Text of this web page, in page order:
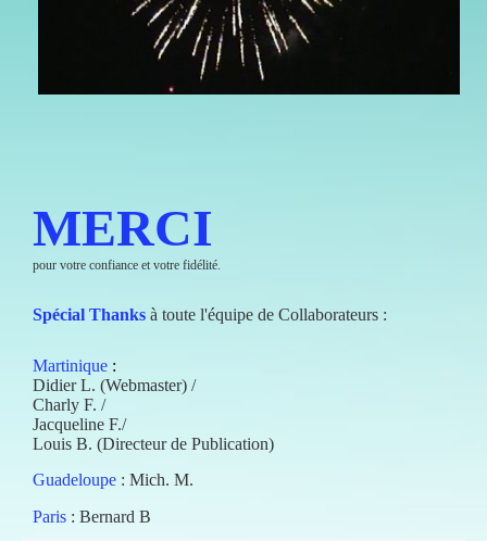
MERCI
pour votre confiance et votre fidélité.
Spécial Thanks à toute l'équipe de Collaborateurs :
Martinique :
Didier L. (Webmaster) /
Charly F. /
Jacqueline F./
Louis B. (Directeur de Publication)
Guadeloupe : Mich. M.
Paris : Bernard B